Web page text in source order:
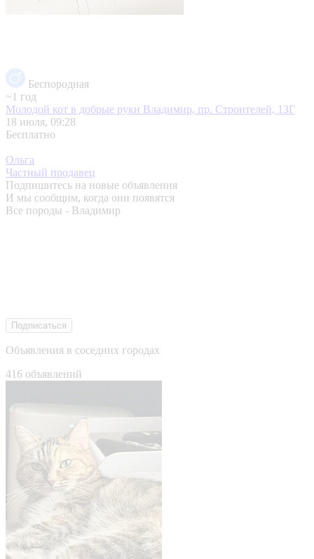
Беспородная
~1 год
Молодой кот в добрые руки Владимир, пр. Строителей, 13Г
18 июля, 09:28
Бесплатно
Ольга
Частный продавец
Подпишитесь на новые объявления
И мы сообщим, когда они появятся
Все породы - Владимир
Подписаться
Объявления в соседних городах
416 объявлений